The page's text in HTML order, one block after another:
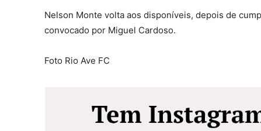
Nelson Monte volta aos disponíveis, depois de
convocado por Miguel Cardoso.
Foto Rio Ave FC